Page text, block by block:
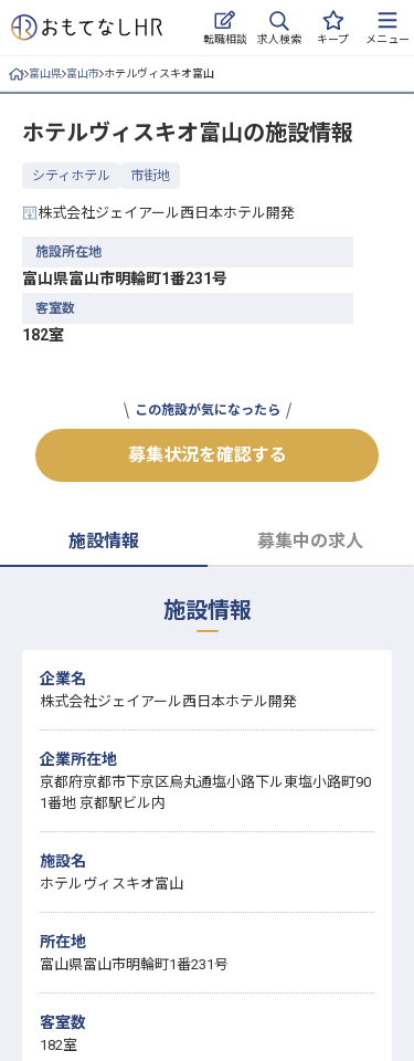
転職相談 求人検索 キープ メニュー
ログイン
求人・施設を探す
キープした求人
おもてなしHRについて
ご利用の流れ
富山県 富山市 ホテルヴィスキオ富山
ホテルヴィスキオ富山の施設情報
シティホテル 市街地
株式会社ジェイアール西日本ホテル開発
施設所在地
富山県富山市明輪町1番231号
客室数
182室
この施設が気になったら
募集状況を確認する
施設情報 募集中の求人
施設情報
企業名
株式会社ジェイアール西日本ホテル開発
企業所在地
京都府京都市下京区烏丸通塩小路下ル東塩小路町90
1番地 京都駅ビル内
施設名
ホテルヴィスキオ富山
所在地
富山県富山市明輪町1番231号
客室数
182室